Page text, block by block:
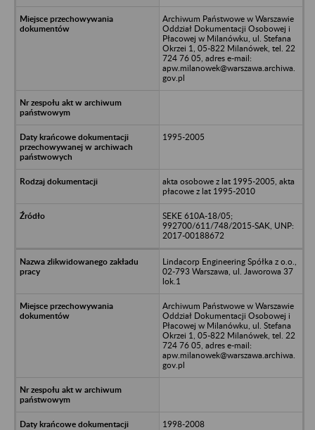
Archiwum Państwowe w Warszawie
Oddział Dokumentacji Osobowej i
Płacowej w Milanówku, ul. Stefana
Okrzei 1, 05-822 Milanówek, tel. 22
724 76 05, adres e-mail:
apw.milanowek@warszawa.archiwa.
gov.pl
1995-2005
akta osobowe z lat 1995-2005, akta
płacowe z lat 1995-2010
SEKE 610A-18/05;
992700/611/748/2015-SAK, UNP:
2017-00188672
Lindacorp Engineering Spółka z o.o.,
02-793 Warszawa, ul. Jaworowa 37
lok.1
Archiwum Państwowe w Warszawie
Oddział Dokumentacji Osobowej i
Płacowej w Milanówku, ul. Stefana
Okrzei 1, 05-822 Milanówek, tel. 22
724 76 05, adres e-mail:
apw.milanowek@warszawa.archiwa.
gov.pl
1998-2008